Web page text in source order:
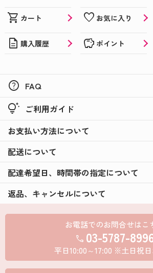
shopping_cart カート favorite お気に入り
description 購入履歴 savings ポイント
help FAQ
tips_and_updates ご利用ガイド
お支払い方法について
配送について
配達希望日、時間帯の指定について
返品、キャンセルについて
お電話でのお問合せはこ
call 03-5787-
平日10:00～17:00 ※土日祝